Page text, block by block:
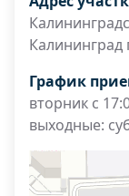
Калининград
График
вторник с
выходные: